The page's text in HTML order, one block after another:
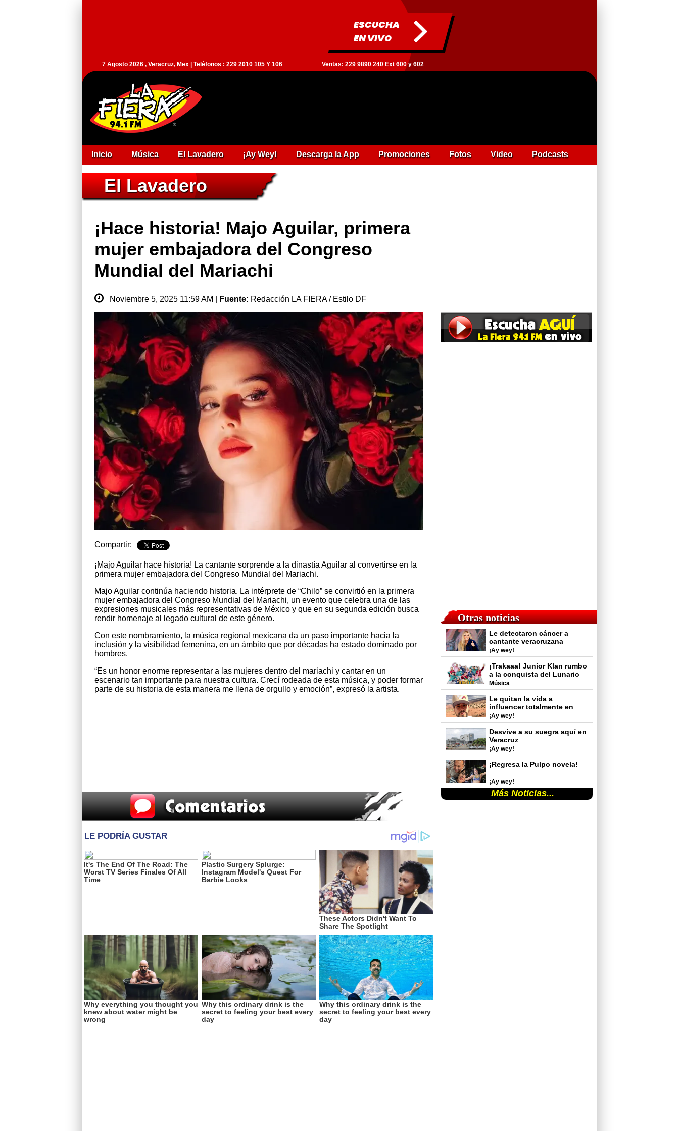
ESCUCHA
EN VIVO
7 Agosto 2026 , Veracruz, Mex | Teléfonos : 229 2010 105 Y 106 Ventas: 229 9890 240 Ext 600 y 602
Inicio Música El Lavadero ¡Ay Wey! Descarga la App Promociones Fotos Video Podcasts
Otras noticias
Le detectaron cáncer a
cantante veracruzana
¡Ay wey!
¡Trakaaa! Junior Klan rumbo
a la conquista del Lunario
del Auditorio Nacional
Música
Le quitan la vida a
influencer totalmente en
vivo
¡Ay wey!
Desvive a su suegra aquí en
Veracruz
¡Ay wey!
¡Regresa la Pulpo novela!
¡Ay wey!
Más Noticias...
El Lavadero
¡Hace historia! Majo Aguilar, primera
mujer embajadora del Congreso
Mundial del Mariachi
Noviembre 5, 2025 11:59 AM | Fuente: Redacción LA FIERA / Estilo DF
Compartir:
¡Majo Aguilar hace historia! La cantante sorprende a la dinastía Aguilar al convertirse en la
primera mujer embajadora del Congreso Mundial del Mariachi.
Majo Aguilar continúa haciendo historia. La intérprete de “Chilo” se convirtió en la primera
mujer embajadora del Congreso Mundial del Mariachi, un evento que celebra una de las
expresiones musicales más representativas de México y que en su segunda edición busca
rendir homenaje al legado cultural de este género.
Con este nombramiento, la música regional mexicana da un paso importante hacia la
inclusión y la visibilidad femenina, en un ámbito que por décadas ha estado dominado por
hombres.
“Es un honor enorme representar a las mujeres dentro del mariachi y cantar en un
escenario tan importante para nuestra cultura. Crecí rodeada de esta música, y poder formar
parte de su historia de esta manera me llena de orgullo y emoción”, expresó la artista.